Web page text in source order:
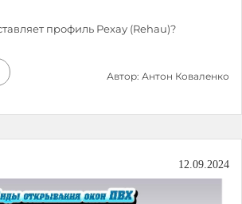
профиль Рехау (Rehau)?
Автор: Антон Коваленко
12.09.2024